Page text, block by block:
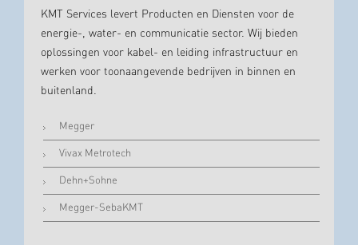
KMT Services levert Producten en Diensten voor de
energie-, water- en communicatie sector. Wij bieden
oplossingen voor kabel- en leiding infrastructuur en
werken voor toonaangevende bedrijven in binnen en
buitenland.
Megger
Vivax Metrotech
Dehn+Sohne
Megger-SebaKMT